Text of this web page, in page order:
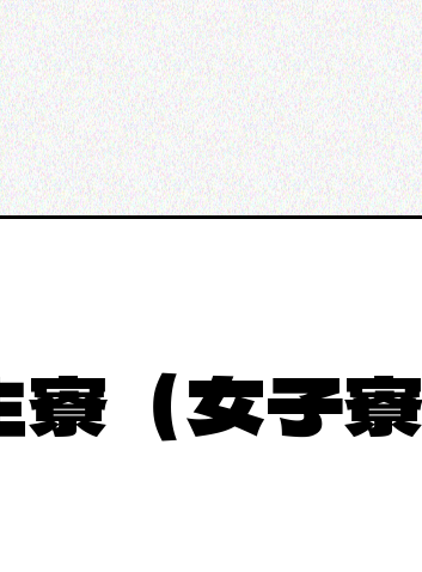
寮（女子